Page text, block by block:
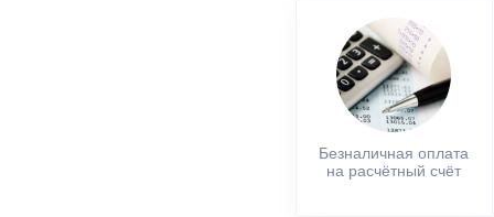
Безналичная оплата
на расчётный счёт